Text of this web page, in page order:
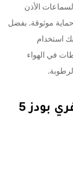
الأذن
اللاسلكية، وتوفر سماعة هواوي فري بودز 5 حماية موثوقة. بفضل
استخدام
في الهواء
مواصفات سماعة هواوي فري بودز 5